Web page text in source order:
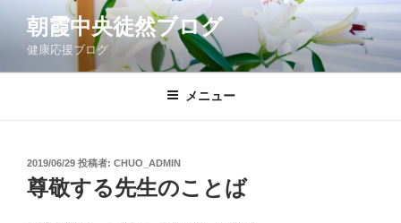
ン
朝霞中央徒然ブログ
健康応援ブログ
メニュー
投
稿
日:
2019/06/29 投稿者: CHUO_ADMIN
尊敬する先生のことば